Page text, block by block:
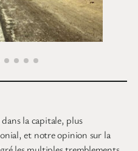
la capitale, plus
et notre opinion sur la